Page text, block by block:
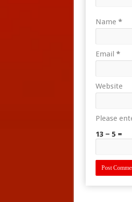
Name *
Email *
Website
Please
13 − 5 =